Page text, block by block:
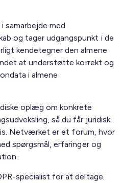
med
og tager udgangspunkt i de
kendetegner den almene
at understøtte korrekt og
i almene
oplæg om konkrete
så du får juridisk
Netværket er et forum, hvor
spørgsmål, erfaringer og
specialist for at deltage.